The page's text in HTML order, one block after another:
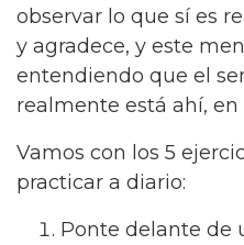
observar lo que sí es
y agradece, y este
entendiendo que el
realmente está ahí, en
Vamos con los 5
practicar a diario:
Ponte delante de